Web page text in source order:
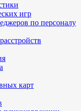
игр
по персоналу
карт